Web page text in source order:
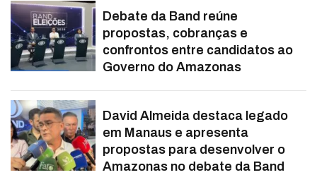
Debate da Band reúne
propostas, cobranças e
confrontos entre candidatos ao
Governo do Amazonas
David Almeida destaca legado
em Manaus e apresenta
propostas para desenvolver o
Amazonas no debate da Band